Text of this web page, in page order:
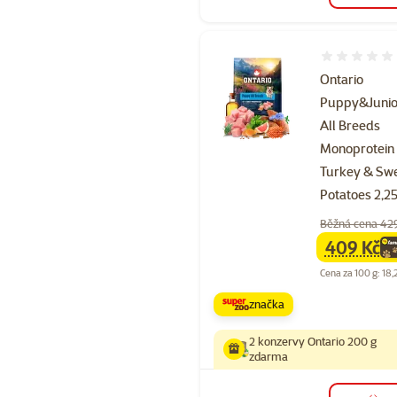
Ontario
All Breeds
Monoprotein
Turkey &
Potatoes
Běžná cena
family
409 Kč
Cena za 100 g:
značka
2 konzervy Ontario 200 g
zdarma